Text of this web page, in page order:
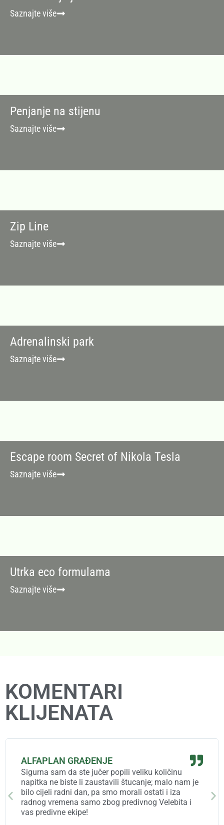
Saznajte više
Penjanje na stijenu
Saznajte više
Zip Line
Saznajte više
Adrenalinski park
Saznajte više
Escape room Secret of Nikola Tesla
Saznajte više
Utrka eco formulama
Saznajte više
KOMENTARI
KLIJENATA
ALFAPLAN GRAĐENJE
Sigurna sam da ste jučer popili veliku količinu
napitka ne biste li zaustavili štucanje; malo nam je
bilo cijeli radni dan, pa smo morali ostati i iza
radnog vremena samo zbog predivnog Velebita i
vas predivne ekipe!